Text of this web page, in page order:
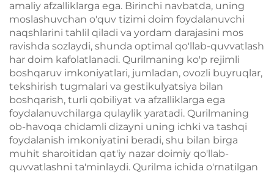
amaliy afzalliklarga ega. Birinchi navbatda, uning
moslashuvchan o'quv tizimi doim foydalanuvchi
naqshlarini tahlil qiladi va yordam darajasini mos
ravishda sozlaydi, shunda optimal qo'llab-quvvatlash
har doim kafolatlanadi. Qurilmaning ko'p rejimli
boshqaruv imkoniyatlari, jumladan, ovozli buyruqlar,
tekshirish tugmalari va gestikulyatsiya bilan
boshqarish, turli qobiliyat va afzalliklarga ega
foydalanuvchilarga qulaylik yaratadi. Qurilmaning
ob-havoqa chidamli dizayni uning ichki va tashqi
foydalanish imkoniyatini beradi, shu bilan birga
muhit sharoitidan qat'iy nazar doimiy qo'llab-
quvvatlashni ta'minlaydi. Qurilma ichida o'rnatilgan